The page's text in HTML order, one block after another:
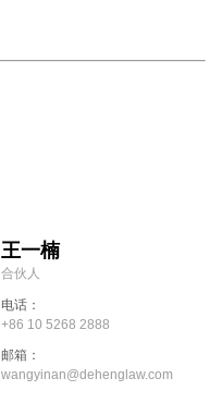
王一楠
合伙人
电话：
+86 10 5268 2888
邮箱：
wangyinan@dehenglaw.com